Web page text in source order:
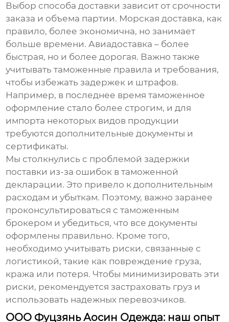
Выбор способа доставки зависит от срочности
заказа и объема партии. Морская доставка, как
правило, более экономична, но занимает
больше времени. Авиадоставка – более
быстрая, но и более дорогая. Важно также
учитывать таможенные правила и требования,
чтобы избежать задержек и штрафов.
Например, в последнее время таможенное
оформление стало более строгим, и для
импорта некоторых видов продукции
требуются дополнительные документы и
сертификаты.
Мы столкнулись с проблемой задержки
поставки из-за ошибок в таможенной
декларации. Это привело к дополнительным
расходам и убыткам. Поэтому, важно заранее
проконсультироваться с таможенным
брокером и убедиться, что все документы
оформлены правильно. Кроме того,
необходимо учитывать риски, связанные с
логистикой, такие как повреждение груза,
кража или потеря. Чтобы минимизировать эти
риски, рекомендуется застраховать груз и
использовать надежных перевозчиков.
ООО Фуцзянь Аосин Одежда: наш опыт